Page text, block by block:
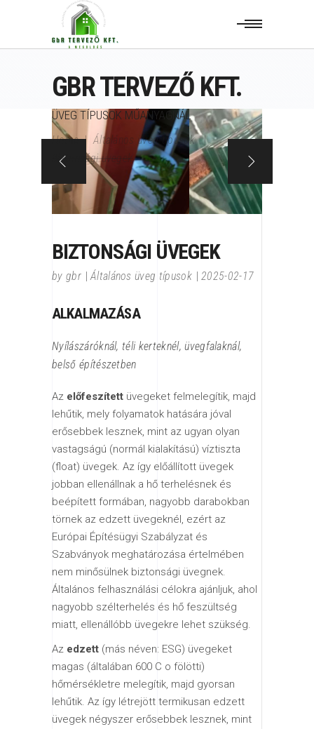
GBR TERVEZŐ KFT.
ÜVEG TÍPUSOK MŰANYAGNÁL
Home|Általános üveg típusok |
Biztonsági üvegek
BIZTONSÁGI ÜVEGEK
by gbr Általános üveg típusok 2025-02-17
ALKALMAZÁSA
Nyílászáróknál, téli kerteknél, üvegfalaknál,
belső építészetben
Az előfeszített üvegeket felmelegítik, majd
lehűtik, mely folyamatok hatására jóval
erősebbek lesznek, mint az ugyan olyan
vastagságú (normál kialakítású) víztiszta
(float) üvegek. Az így előállított üvegek
jobban ellenállnak a hő terhelésnek és
beépített formában, nagyobb darabokban
törnek az edzett üvegeknél, ezért az
Európai Építésügyi Szabályzat és
Szabványok meghatározása értelmében
nem minősülnek biztonsági üvegnek.
Általános felhasználási célokra ajánljuk, ahol
nagyobb szélterhelés és hő feszültség
miatt, ellenállóbb üvegekre lehet szükség.
Az edzett (más néven: ESG) üvegeket
magas (általában 600 C o fölötti)
hőmérsékletre melegítik, majd gyorsan
lehűtik. Az így létrejött termikusan edzett
üvegek négyszer erősebbek lesznek, mint